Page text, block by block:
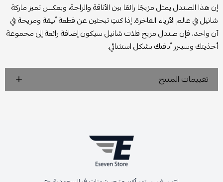
إن هذا الصندل يمثل مزيجًا رائعًا بين الأناقة والراحة، ويعكس تميز ماركة
شانيل في عالم الأزياء الفاخرة. إذا كنتِ تبحثين عن قطعة أنيقة ومريحة في
آن واحد، فإن صندل مريح فلات شانيل سيكون إضافة رائعة إلى مجموعة
أحذيتك وسيبرز أناقتك بشكل استثنائي.
تقييمات المنتج